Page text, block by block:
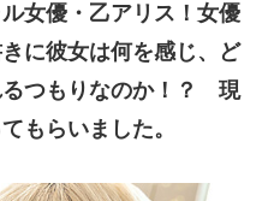
女優・乙アリス！女優
に彼女は何を感じ、ど
るつもりなのか！？ 現
もらいました。